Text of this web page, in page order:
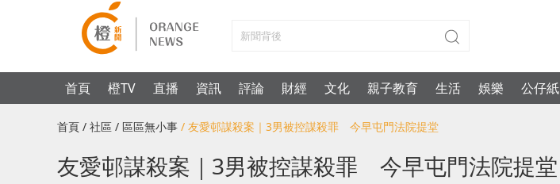
首頁 橙TV 直播 資訊 評論 財經 文化 親子教育 生活 娛樂 公仔紙
首頁 / 社區 / 區區無小事 / 友愛邨謀殺案｜3男被控謀殺罪 今早屯門法院提堂
友愛邨謀殺案｜3男被控謀殺罪 今早屯門法院提堂